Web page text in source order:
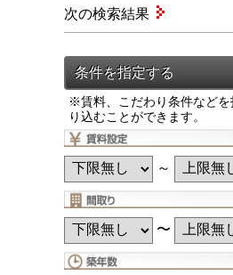
※賃料、こだわり条件などを
り込むことができます。
～
〜